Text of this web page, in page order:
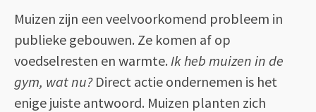
Muizen zijn een veelvoorkomend probleem in
publieke gebouwen. Ze komen af op
voedselresten en warmte. Ik heb muizen in de
gym, wat nu?Direct actie ondernemen is het
enige juiste antwoord. Muizen planten zich